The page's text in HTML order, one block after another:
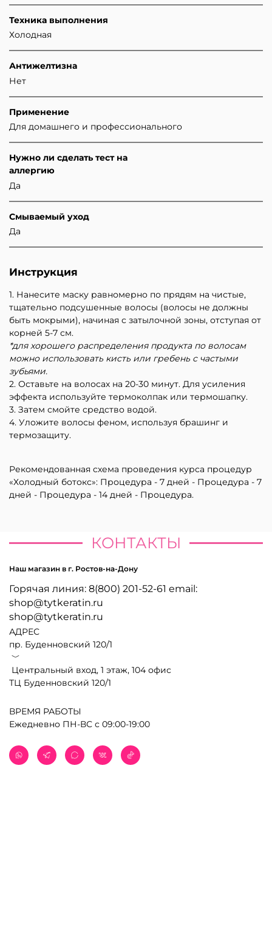
Техника выполнения
Холодная
Антижелтизна
Нет
Применение
Для домашнего и профессионального
Нужно ли сделать тест на
аллергию
Да
Смываемый уход
Да
Инструкция
1. Нанесите маску равномерно по прядям на чистые,
тщательно подсушенные волосы (волосы не должны
быть мокрыми), начиная с затылочной зоны, отступая от
корней 5-7 см.
*для хорошего распределения продукта по волосам
можно использовать кисть или гребень с частыми
зубьями.
2. Оставьте на волосах на 20-30 минут. Для усиления
эффекта используйте термоколпак или термошапку.
3. Затем смойте средство водой.
4. Уложите волосы феном, используя брашинг и
термозащиту.
Рекомендованная схема проведения курса процедур
«Холодный ботокс»: Процедура - 7 дней - Процедура - 7
дней - Процедура - 14 дней - Процедура.
КОНТАКТЫ
Наш магазин в г. Ростов-на-Дону
Горячая линия: 8(800) 201-52-61 email:
shop@tytkeratin.ru
shop@tytkeratin.ru
АДРЕС
пр. Буденновский 120/1
﹀
Центральный вход, 1 этаж, 104 офис
ТЦ Буденновский 120/1
ВРЕМЯ РАБОТЫ
Ежедневно ПН-ВС с 09:00-19:00